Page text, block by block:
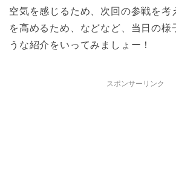
空気を感じるため、次回の参戦を考
を高めるため、などなど、当日の様
うな紹介をいってみましょー！
スポンサーリンク